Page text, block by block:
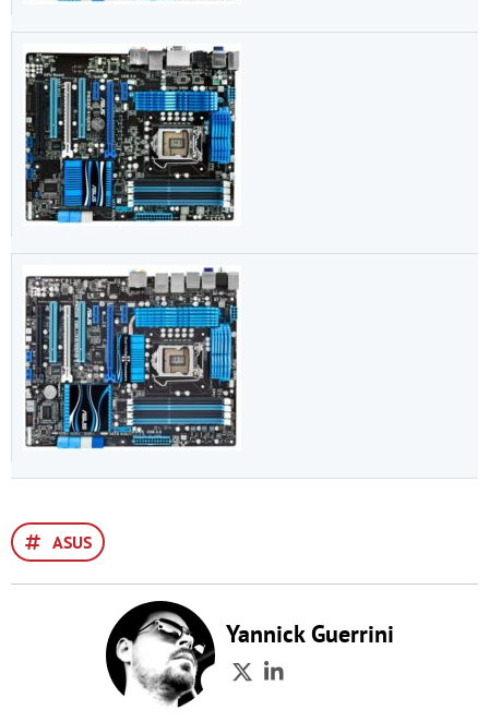
ASUS
Yannick Guerrini
TwitterLinkedIn